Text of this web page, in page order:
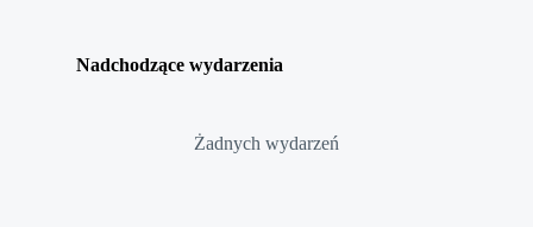
Nadchodzące wydarzenia
Żadnych wydarzeń